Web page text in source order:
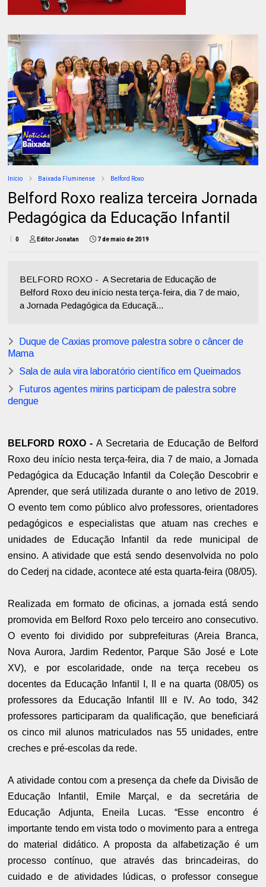
Início Baixada Fluminense Belford Roxo
Belford Roxo realiza terceira Jornada
Pedagógica da Educação Infantil
0 Editor Jonatan 7 de maio de 2019
BELFORD ROXO - A Secretaria de Educação de
Belford Roxo deu início nesta terça-feira, dia 7 de maio,
a Jornada Pedagógica da Educaçã...
Duque de Caxias promove palestra sobre o câncer de
Mama
Sala de aula vira laboratório científico em Queimados
Futuros agentes mirins participam de palestra sobre
dengue
BELFORD ROXO -A Secretaria de Educação de Belford
Roxo deu início nesta terça-feira, dia 7 de maio, a Jornada
Pedagógica da Educação Infantil da Coleção Descobrir e
Aprender, que será utilizada durante o ano letivo de 2019.
O evento tem como público alvo professores, orientadores
pedagógicos e especialistas que atuam nas creches e
unidades de Educação Infantil da rede municipal de
ensino. A atividade que está sendo desenvolvida no polo
do Cederj na cidade, acontece até esta quarta-feira (08/05).
Realizada em formato de oficinas, a jornada está sendo
promovida em Belford Roxo pelo terceiro ano consecutivo.
O evento foi dividido por subprefeituras (Areia Branca,
Nova Aurora, Jardim Redentor, Parque São José e Lote
XV), e por escolaridade, onde na terça recebeu os
docentes da Educação Infantil I, II e na quarta (08/05) os
professores da Educação Infantil III e IV. Ao todo, 342
professores participaram da qualificação, que beneficiará
os cinco mil alunos matriculados nas 55 unidades, entre
creches e pré-escolas da rede.
A atividade contou com a presença da chefe da Divisão de
Educação Infantil, Emile Marçal, e da secretária de
Educação Adjunta, Eneila Lucas. “Esse encontro é
importante tendo em vista todo o movimento para a entrega
do material didático. A proposta da alfabetização é um
processo contínuo, que através das brincadeiras, do
cuidado e de atividades lúdicas, o professor consegue